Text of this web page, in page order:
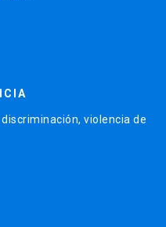
violencia de